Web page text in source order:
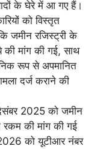
के घेरे में आ गए हैं।
को विस्तृत
जमीन रजिस्ट्री के
मांग की गई, साथ
रूप से अपमानित
दर्ज कराने की
2025 को जमीन
रकम की मांग की गई
को यूटीआर नंबर